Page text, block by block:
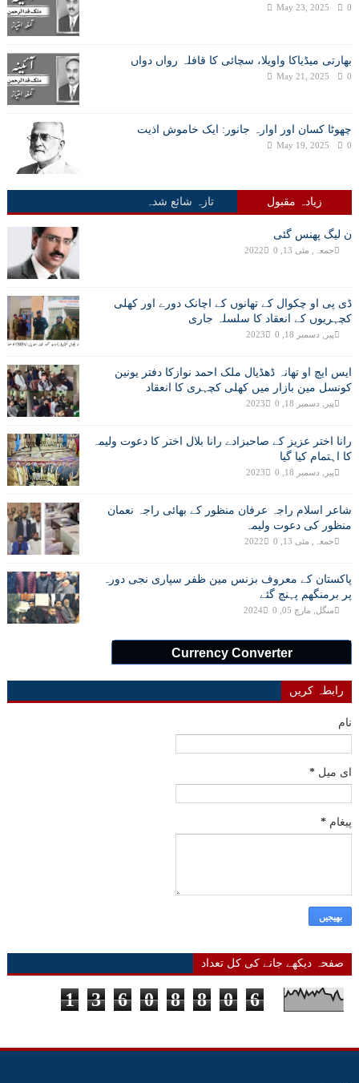
May 23, 2025 0
بھارتی میڈیاکا واویلا، سچائی کا قافلہ رواں دواں
May 21, 2025 0
چھوٹا کسان اور اوارہ جانور: ایک خاموش اذیت
May 19, 2025 0
زیادہ مقبول تازہ شائع شدہ
ن لیگ پھنس گئی
جمعہ, مئی 13, 2022 0
ڈی پی او چکوال کے تھانوں کے اچانک دورے اور کھلی
کچہریوں کے انعقاد کا سلسلہ جاری
پیر, دسمبر 18, 2023 0
ایس ایچ او تھانہ ڈھڈیال ملک احمد نوازکا دفتر یونین
کونسل مین بازار میں کھلی کچہری کا انعقاد
پیر, دسمبر 18, 2023 0
رانا اختر عزیز کے صاحبزادے رانا بلال اختر کا دعوت ولیمہ
کا اہتمام کیا گیا
پیر, دسمبر 18, 2023 0
شاعر اسلام راجہ عرفان منظور کے بھائی راجہ نعمان
منظور کی دعوت ولیمہ
جمعہ, مئی 13, 2022 0
پاکستان کے معروف بزنس مین ظفر سپاری نجی دورہ
پر برمنگھم پہنچ گئے
منگل, مارچ 05, 2024 0
Currency Converter
رابطہ کریں
نام
ای میل *
پیغام *
صفحہ دیکھے جانے کی کل تعداد
1 3 6 0 8 8 0 6